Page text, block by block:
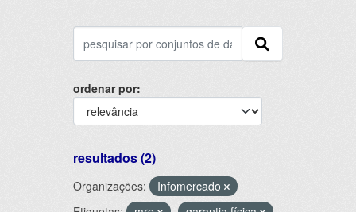
ordenar por
resultados (2)
Organizações:
Infomercado